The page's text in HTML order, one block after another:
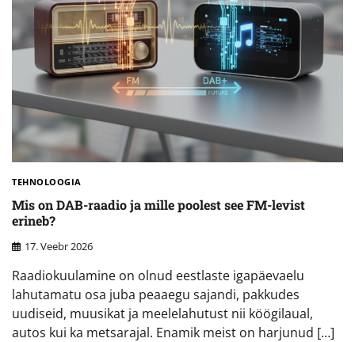
TEHNOLOOGIA
Mis on DAB-raadio ja mille poolest see FM-levist
erineb?
17. Veebr 2026
Raadiokuulamine on olnud eestlaste igapäevaelu
lahutamatu osa juba peaaegu sajandi, pakkudes
uudiseid, muusikat ja meelelahutust nii köögilaual,
autos kui ka metsarajal. Enamik meist on harjunud […]